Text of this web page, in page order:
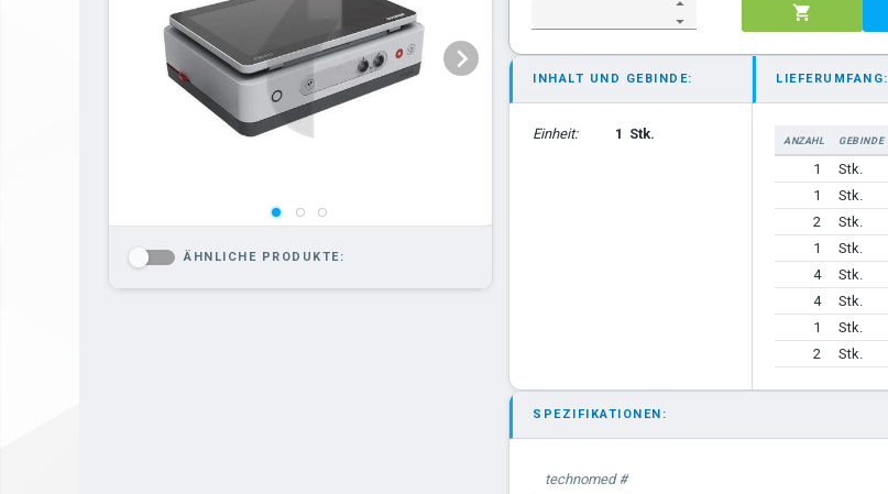
ÄHNLICHE PRODUKTE:
INHALT UND GEBINDE:
Einheit: 1 Stk.
LIEFERUMFANG:
ANZAHL GEBINDE
1
Stk.
1
Stk.
2
Stk.
1
Stk.
4
Stk.
4
Stk.
1
Stk.
2
Stk.
SPEZIFIKATIONEN:
technomed #